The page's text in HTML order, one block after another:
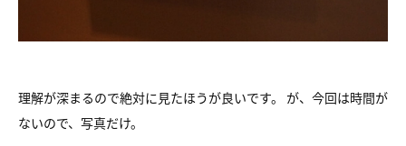
理解が深まるので絶対に見たほうが良いです。 が、今回は時間が
ないので、写真だけ。